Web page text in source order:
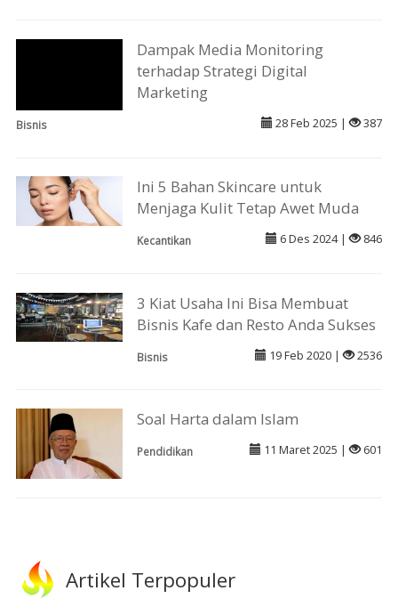
Dampak Media Monitoring
terhadap Strategi Digital
Marketing
Bisnis 28 Feb 2025 | 387
Ini 5 Bahan Skincare untuk
Menjaga Kulit Tetap Awet Muda
Kecantikan 6 Des 2024 | 846
3 Kiat Usaha Ini Bisa Membuat
Bisnis Kafe dan Resto Anda Sukses
Bisnis 19 Feb 2020 | 2536
Soal Harta dalam Islam
Pendidikan 11 Maret 2025 | 601
Artikel Terpopuler